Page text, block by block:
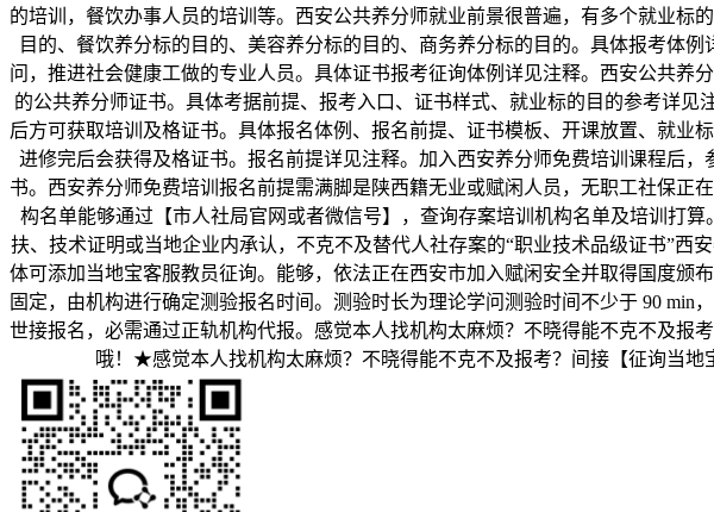
的培训，餐饮办事人员的培训等。西安公共养分师就业前景很普遍，有多个就业
目的、餐饮养分标的目的、美容养分标的目的、商务养分标的目的。具体报考体
问，推进社会健康工做的专业人员。具体证书报考征询体例详见注释。西安公共
的公共养分师证书。具体考据前提、报考入口、证书样式、就业标的目的参考详
后方可获取培训及格证书。具体报名体例、报名前提、证书模板、开课放置、就
进修完后会获得及格证书。报名前提详见注释。加入西安养分师免费培训课程后
书。西安养分师免费培训报名前提需满脚是陕西籍无业或赋闲人员，无职工社保
构名单能够通过【市人社局官网或者微信号】，查询存案培训机构名单及培训打
扶、技术证明或当地企业内承认，不克不及替代人社存案的“职业技术品级证书”
体可添加当地宝客服教员征询。能够，依法正在西安市加入赋闲安全并取得国度
固定，由机构进行确定测验报名时间。测验时长为理论学问测验时间不少于 90
世接报名，必需通过正轨机构代报。感觉本人找机构太麻烦？不晓得能不克不及
哦！★感觉本人找机构太麻烦？不晓得能不克不及报考？间接【征询当